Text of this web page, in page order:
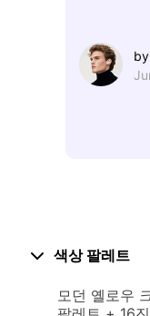
by
색상 팔레트
모던 옐로우